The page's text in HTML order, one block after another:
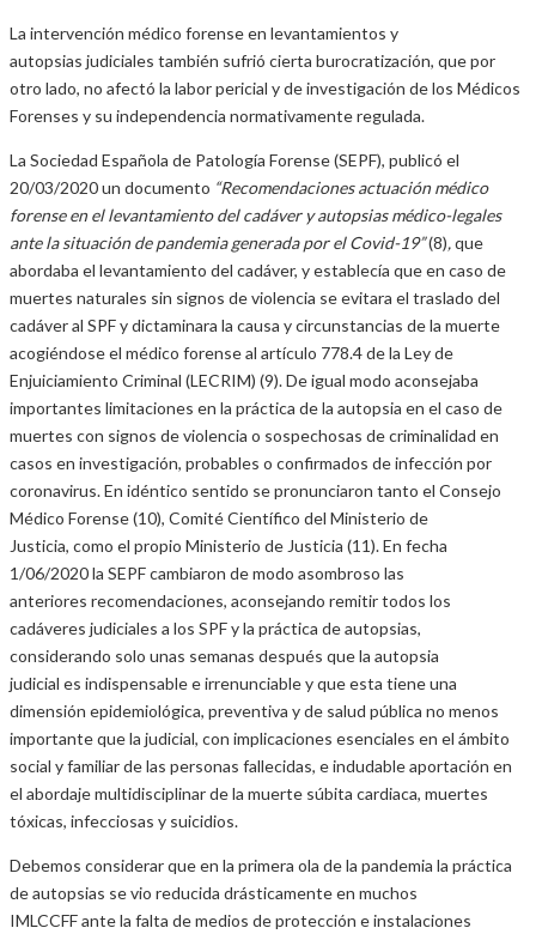
La intervención médico forense en levantamientos y
autopsias judiciales también sufrió cierta burocratización, que por
otro lado, no afectó la labor pericial y de investigación de los Médicos
Forenses y su independencia normativamente regulada.
La Sociedad Española de Patología Forense (SEPF), publicó el
20/03/2020 un documento “Recomendaciones actuación médico
forense en el levantamiento del cadáver y autopsias médico-legales
ante la situación de pandemia generada por el Covid-19”(8),que
abordaba el levantamiento del cadáver, y establecía que en caso de
muertes naturales sin signos de violencia se evitara el traslado del
cadáver al SPF y dictaminara la causa y circunstancias de la muerte
acogiéndose el médico forense al artículo 778.4 de la Ley de
Enjuiciamiento Criminal (LECRIM) (9). De igual modo aconsejaba
importantes limitaciones en la práctica de la autopsia en el caso de
muertes con signos de violencia o sospechosas de criminalidad en
casos en investigación, probables o confirmados de infección por
coronavirus. En idéntico sentido se pronunciaron tanto el Consejo
Médico Forense (10), Comité Científico del Ministerio de
Justicia, como el propio Ministerio de Justicia (11). En fecha
1/06/2020 la SEPF cambiaron de modo asombroso las
anteriores recomendaciones, aconsejando remitir todos los
cadáveres judiciales a los SPF y la práctica de autopsias,
considerando solo unas semanas después que la autopsia
judicial es indispensable e irrenunciable y que esta tiene una
dimensión epidemiológica, preventiva y de salud pública no menos
importante que la judicial, con implicaciones esenciales en el ámbito
social y familiar de las personas fallecidas, e indudable aportación en
el abordaje multidisciplinar de la muerte súbita cardiaca, muertes
tóxicas, infecciosas y suicidios.
Debemos considerar que en la primera ola de la pandemia la práctica
de autopsias se vio reducida drásticamente en muchos
IMLCCFF ante la falta de medios de protección e instalaciones